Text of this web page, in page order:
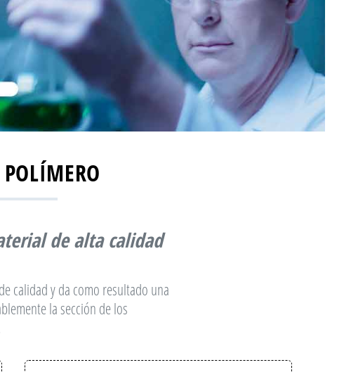
de alta calidad
calidad y da como resultado una
la sección de los